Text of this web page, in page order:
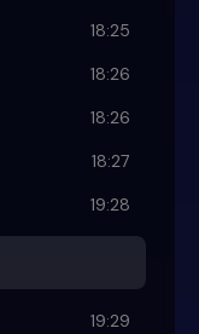
18:25
18:26
18:26
18:27
19:28
19:29